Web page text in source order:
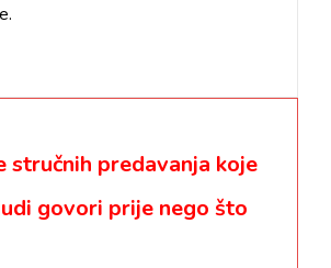
stručnih predavanja koje
govori prije nego što